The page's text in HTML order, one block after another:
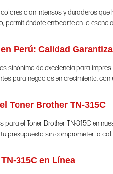
cian intensos y duraderos
permitiéndote enfocarte en lo
Perú: Calidad
es sinónimo de excelencia para
para negocios en crecimiento,
Toner Brother TN-315C
para el Toner Brother TN-315C en
presupuesto sin comprometer la
315C en Línea